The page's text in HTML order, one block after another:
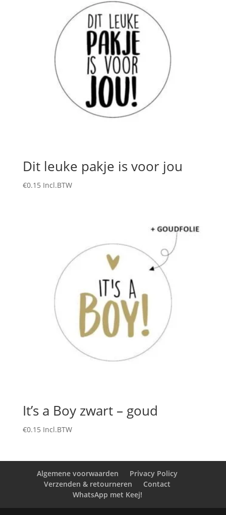
Dit leuke pakje is voor jou
€0.15 Incl.BTW
It’s a Boy zwart – goud
€0.15 Incl.BTW
Algemene voorwaarden
Privacy Policy
Verzenden & retourneren
Contact
WhatsApp met Keej!